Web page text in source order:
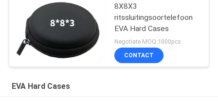
8X8X3
ritssluitingsoortelefoon
EVA Hard Cases
Negotiate MOQ:1000pcs
CONTACT
EVA Hard Cases